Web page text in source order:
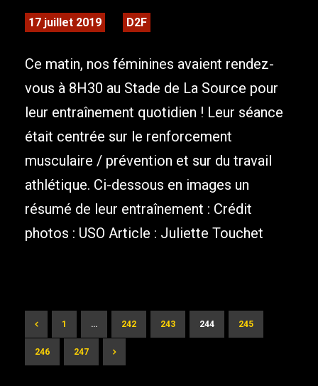
17 juillet 2019 D2F
Ce matin, nos féminines avaient rendez-
vous à 8H30 au Stade de La Source pour
leur entraînement quotidien ! Leur séance
était centrée sur le renforcement
musculaire / prévention et sur du travail
athlétique. Ci-dessous en images un
résumé de leur entraînement : Crédit
photos : USO Article : Juliette Touchet
1 … 242 243 244 245
246 247